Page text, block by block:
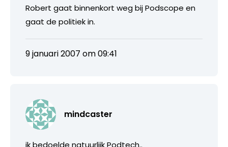
Robert gaat binnenkort weg bij Podscope en
gaat de politiek in.
9 januari 2007 om 09:41
mindcaster
ik bedoelde natuurlijk Podtech..